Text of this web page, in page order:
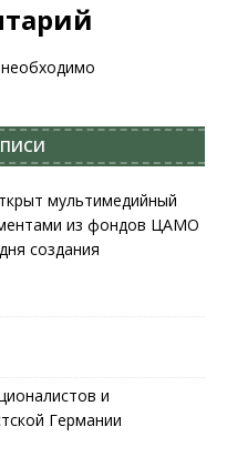
мультимедийный
из фондов ЦАМО
создания
и
Германии